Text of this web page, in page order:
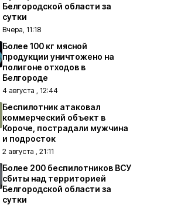
Белгородской области за
сутки
Вчера, 11:18
Более 100 кг мясной
продукции уничтожено на
полигоне отходов в
Белгороде
4 августа , 12:44
Беспилотник атаковал
коммерческий объект в
Короче, пострадали мужчина
и подросток
2 августа , 21:11
Более 200 беспилотников ВСУ
сбиты над территорией
Белгородской области за
сутки